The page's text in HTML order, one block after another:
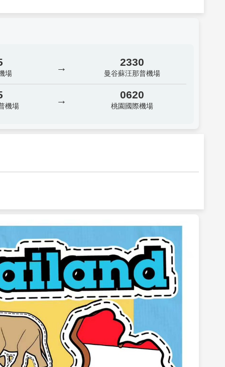
場 → 2330
曼谷蘇汪那普機場
機場 → 0620
桃園國際機場